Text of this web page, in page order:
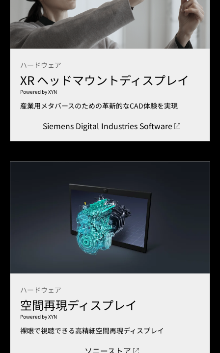
ハードウェア
XR ヘッドマウントディスプレイ
Powered by XYN
産業用メタバースのための革新的なCAD体験を実現
Siemens Digital Industries Software
ハードウェア
空間再現ディスプレイ
Powered by XYN
裸眼で視聴できる高精細空間再現ディスプレイ